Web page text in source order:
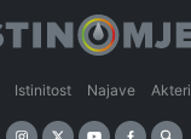
Istinitost Najave Akteri